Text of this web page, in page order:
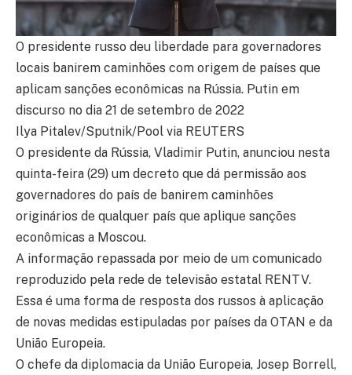
O presidente russo deu liberdade para governadores
locais banirem caminhões com origem de países que
aplicam sanções econômicas na Rússia. Putin em
discurso no dia 21 de setembro de 2022
Ilya Pitalev/Sputnik/Pool via REUTERS
O presidente da Rússia, Vladimir Putin, anunciou nesta
quinta-feira (29) um decreto que dá permissão aos
governadores do país de banirem caminhões
originários de qualquer país que aplique sanções
econômicas a Moscou.
A informação repassada por meio de um comunicado
reproduzido pela rede de televisão estatal RENTV.
Essa é uma forma de resposta dos russos à aplicação
de novas medidas estipuladas por países da OTAN e da
União Europeia.
O chefe da diplomacia da União Europeia, Josep Borrell,